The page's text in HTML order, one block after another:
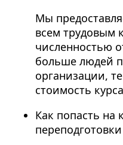
Мы
всем трудовым
численностью
больше людей
организации,
стоимость
Как попасть на